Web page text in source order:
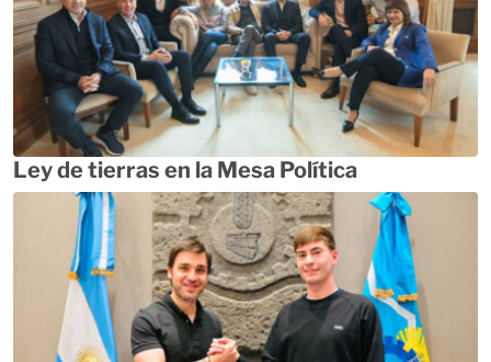
Ley de tierras en la Mesa Política